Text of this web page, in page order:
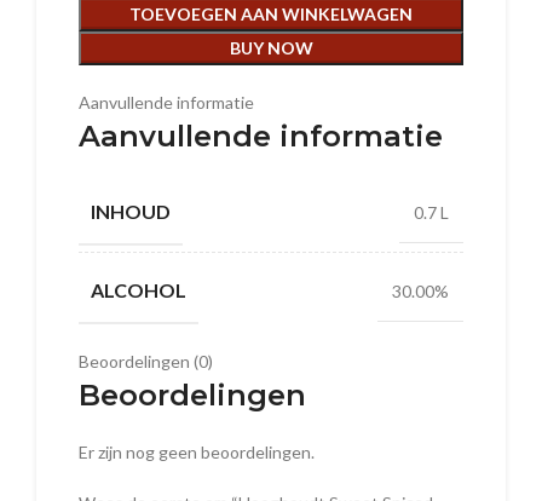
TOEVOEGEN AAN WINKELWAGEN
BUY NOW
Aanvullende informatie
Aanvullende informatie
INHOUD 0.7 L
ALCOHOL 30.00%
Beoordelingen (0)
Beoordelingen
Er zijn nog geen beoordelingen.